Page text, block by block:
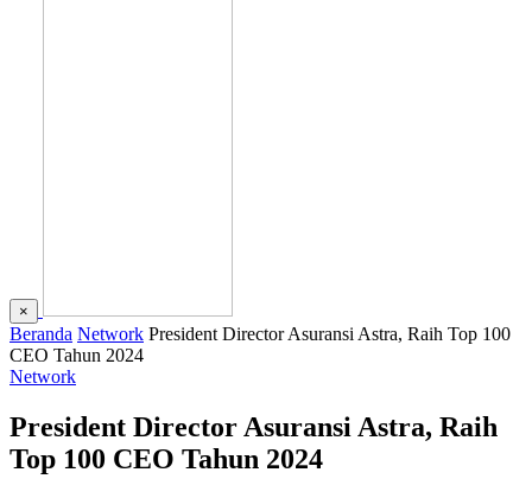
×
Beranda Network President Director Asuransi Astra, Raih Top 100
CEO Tahun 2024
Network
President Director Asuransi Astra, Raih
Top 100 CEO Tahun 2024